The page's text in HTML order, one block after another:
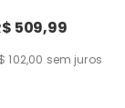
509,99
102,00 sem juros